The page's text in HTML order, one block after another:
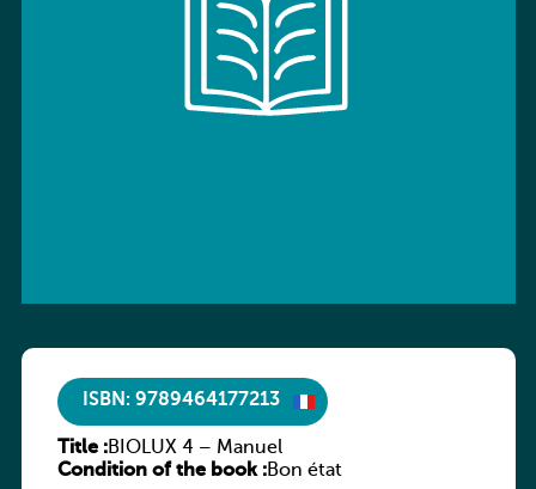
ISBN: 9789464177213
Title :BIOLUX 4 – Manuel
Condition of the book :Bon état